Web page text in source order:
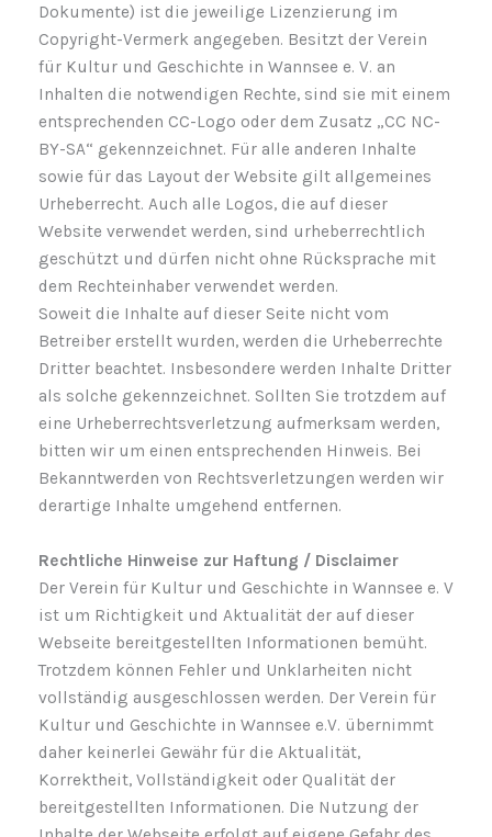
Dokumente) ist die jeweilige Lizenzierung im
Copyright-Vermerk angegeben. Besitzt der Verein
für Kultur und Geschichte in Wannsee e. V. an
Inhalten die notwendigen Rechte, sind sie mit einem
entsprechenden CC-Logo oder dem Zusatz „CC NC-
BY-SA“ gekennzeichnet. Für alle anderen Inhalte
sowie für das Layout der Website gilt allgemeines
Urheberrecht. Auch alle Logos, die auf dieser
Website verwendet werden, sind urheberrechtlich
geschützt und dürfen nicht ohne Rücksprache mit
dem Rechteinhaber verwendet werden.
Soweit die Inhalte auf dieser Seite nicht vom
Betreiber erstellt wurden, werden die Urheberrechte
Dritter beachtet. Insbesondere werden Inhalte Dritter
als solche gekennzeichnet. Sollten Sie trotzdem auf
eine Urheberrechtsverletzung aufmerksam werden,
bitten wir um einen entsprechenden Hinweis. Bei
Bekanntwerden von Rechtsverletzungen werden wir
derartige Inhalte umgehend entfernen.
Rechtliche Hinweise zur Haftung / Disclaimer
Der Verein für Kultur und Geschichte in Wannsee e. V
ist um Richtigkeit und Aktualität der auf dieser
Webseite bereitgestellten Informationen bemüht.
Trotzdem können Fehler und Unklarheiten nicht
vollständig ausgeschlossen werden. Der Verein für
Kultur und Geschichte in Wannsee e.V. übernimmt
daher keinerlei Gewähr für die Aktualität,
Korrektheit, Vollständigkeit oder Qualität der
bereitgestellten Informationen. Die Nutzung der